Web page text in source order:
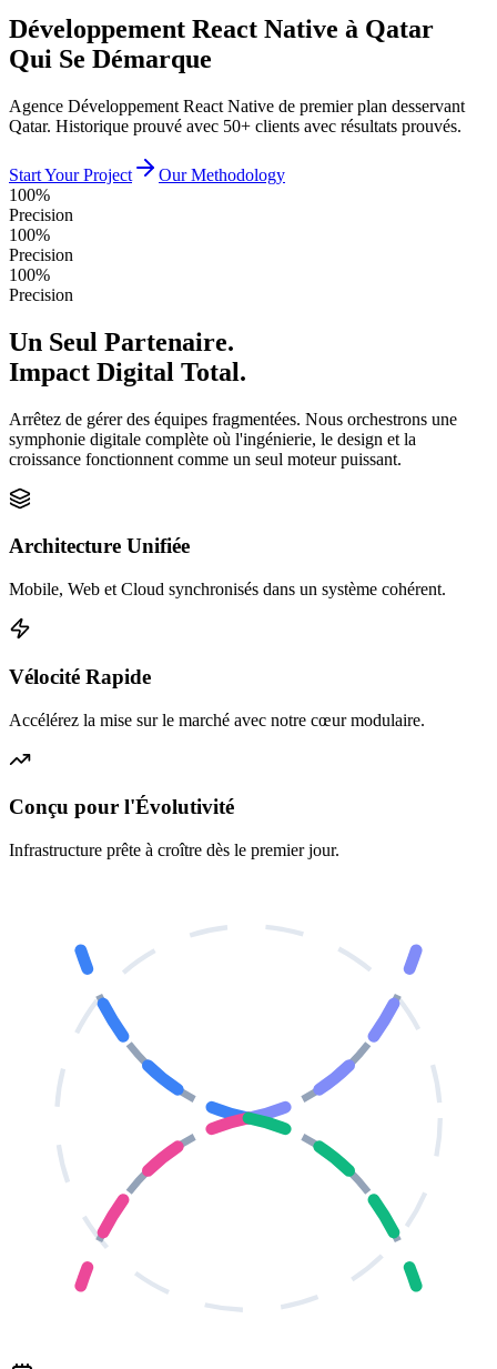
Développement React Native à Qatar
Qui Se Démarque
Agence Développement React Native de premier plan desservant
Qatar. Historique prouvé avec 50+ clients avec résultats prouvés.
Start Your Project
Our Methodology
100%
Precision
100%
Precision
100%
Precision
Un Seul Partenaire.
Impact Digital Total.
Arrêtez de gérer des équipes fragmentées. Nous orchestrons une
symphonie digitale complète où l'ingénierie, le design et la
croissance fonctionnent comme un seul moteur puissant.
Architecture Unifiée
Mobile, Web et Cloud synchronisés dans un système cohérent.
Vélocité Rapide
Accélérez la mise sur le marché avec notre cœur modulaire.
Conçu pour l'Évolutivité
Infrastructure prête à croître dès le premier jour.